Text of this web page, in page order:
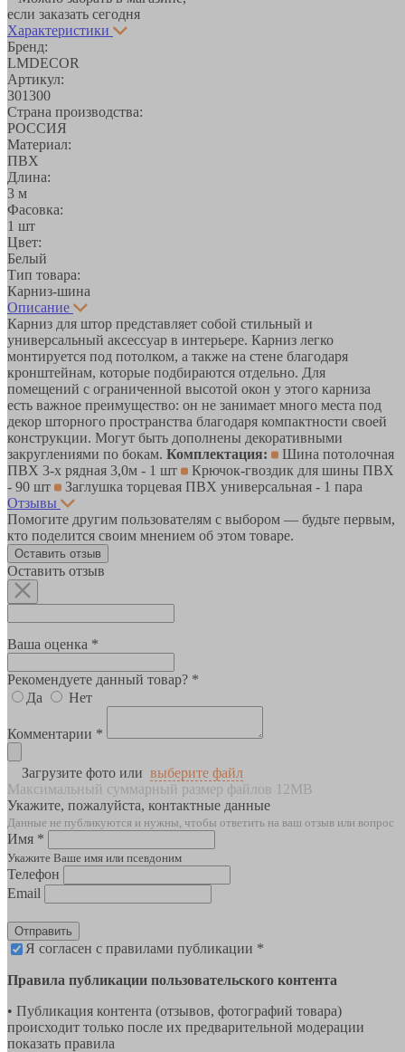
если заказать сегодня
Характеристики
Бренд:
LMDECOR
Артикул:
301300
Страна производства:
РОССИЯ
Материал:
ПВХ
Длина:
3 м
Фасовка:
1 шт
Цвет:
Белый
Тип товара:
Карниз-шина
Описание
Карниз для штор представляет собой стильный и
универсальный аксессуар в интерьере. Карниз легко
монтируется под потолком, а также на стене благодаря
кронштейнам, которые подбираются отдельно. Для
помещений с ограниченной высотой окон у этого карниза
есть важное преимущество: он не занимает много места под
декор шторного пространства благодаря компактности своей
конструкции. Могут быть дополнены декоративными
закруглениями по бокам. Комплектация:
Шина потолочная
ПВХ 3-х рядная 3,0м - 1 шт
Крючок-гвоздик для шины ПВХ
- 90 шт
Заглушка торцевая ПВХ универсальная - 1 пара
Отзывы
Помогите другим пользователям с выбором — будьте первым,
кто поделится своим мнением об этом товаре.
Оставить отзыв
Оставить отзыв
Ваша оценка *
Рекомендуете данный товар? *
Да
Нет
Комментарии *
Загрузите фото или выберите файл
Максимальный суммарный размер файлов 12MB
Укажите, пожалуйста, контактные данные
Данные не публикуются и нужны, чтобы ответить на ваш отзыв или вопрос
Имя *
Укажите Ваше имя или псевдоним
Телефон
Email
Отправить
Я согласен с правилами публикации *
Правила публикации пользовательского контента
• Публикация контента (отзывов, фотографий товара)
происходит только после их предварительной модерации
показать правила